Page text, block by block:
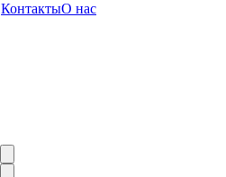
КонтактыО нас